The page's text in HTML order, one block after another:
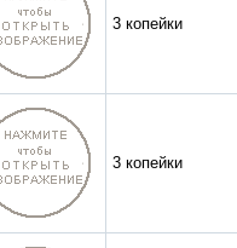
3 копейки
3 копейки